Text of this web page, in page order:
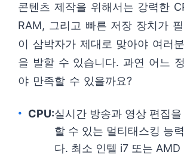
콘텐츠 제작을 위해서는 강력한
RAM, 그리고 빠른 저장 장치가
이 삼박자가 제대로 맞아야 여러
을 발할 수 있습니다. 과연 어느
야 만족할 수 있을까요?
CPU:실시간 방송과 영상 편집
할 수 있는 멀티태스킹 능
다. 최소 인텔 i7 또는